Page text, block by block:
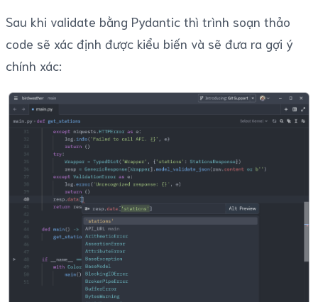
Sau khi validate bằng Pydantic thì trình soạn thảo
code sẽ xác định được kiểu biến và sẽ đưa ra gợi ý
chính xác: